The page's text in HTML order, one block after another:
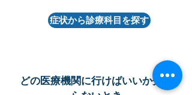
症状から診療科目を探す
どの医療機関に行けばいいか分か